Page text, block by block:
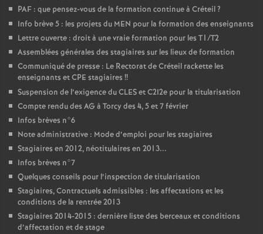
PAF : que pensez-vous de la formation continue à Créteil?
Info brève 5 : les projets du MEN pour la formation des enseignants
Lettre ouverte : droit à une vraie formation pour les T1/T2
Assemblées générales des stagiaires sur les lieux de formation
Communiqué de presse : Le Rectorat de Créteil rackette les
enseignants etCPE stagiaires !!
Suspension de l’exigence duCLESet C2I2e pour la titularisation
Compte rendu des AG à Torcy des 4, 5 et 7 février
Infos brèves n°6
Note administrative : Mode d’emploi pour les stagiaires
Stagiaires en 2012, néotitulaires en 2013...
Infos brèves n°7
Quelques conseils pour l’inspection de titularisation
Stagiaires, Contractuels admissibles : les affectations et les
conditions de la rentrée 2013
Stagiaires 2014-2015 : dernière liste des berceaux et conditions
d’affectation et de stage